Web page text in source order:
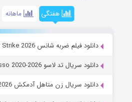
هفتگی ماهانه
دانلود فیلم ضربه شانس Lucky Strike 2026
دانلود سریال تد لاسو Ted Lasso 2020-2026
دانلود سریال زن متاهل آدمکش A Bona Fide Killer 2026